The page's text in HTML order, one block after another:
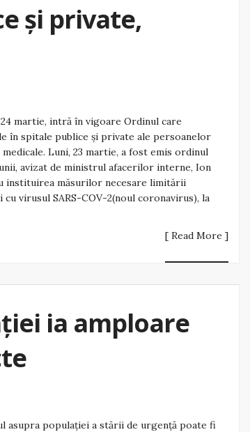
și private,
martie, intră în vigoare Ordinul care
în spitale publice și private ale persoanelor
Luni, 23 martie, a fost emis ordinul
avizat de ministrul afacerilor interne, Ion
instituirea măsurilor necesare limitării
virusul SARS-COV-2(noul coronavirus), la
[ Read More ]
ia amploare
asupra populației a stării de urgență poate fi